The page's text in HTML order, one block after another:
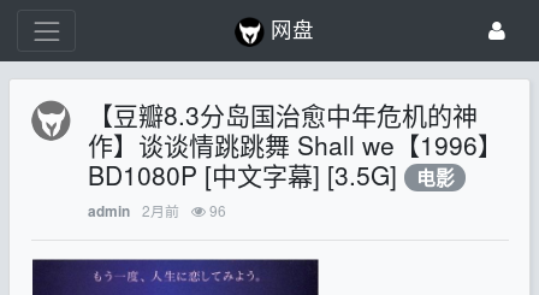
网盘
【豆瓣8.3分岛国治愈中年危机的神
作】谈谈情跳跳舞 Shall we【1996】
BD1080P [中文字幕] [3.5G] 电影
admin 2月前 96